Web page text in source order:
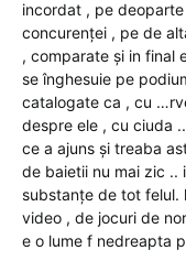
incordat , pe
concurenței , pe de
, comparate și in final
se înghesuie pe
catalogate ca , cu
despre ele , cu ciuda
ce a ajuns și treaba
de baietii nu mai zic ..
substanțe de tot felul.
video , de jocuri de
e o lume f nedreapta